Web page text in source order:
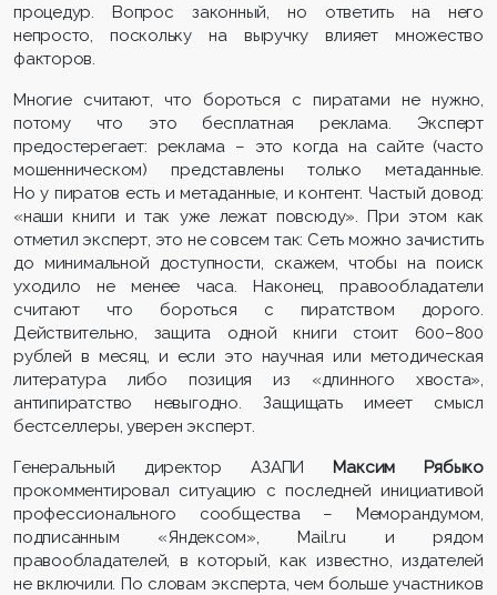
процедур. Вопрос законный, но ответить на него
непросто, поскольку на выручку влияет множество
факторов.
Многие считают, что бороться с пиратами не нужно,
потому что это бесплатная реклама. Эксперт
предостерегает: реклама – это когда на сайте (часто
мошенническом) представлены только метаданные.
Но у пиратов есть и метаданные, и контент. Частый довод:
«наши книги и так уже лежат повсюду». При этом как
отметил эксперт, это не совсем так: Сеть можно зачистить
до минимальной доступности, скажем, чтобы на поиск
уходило не менее часа. Наконец, правообладатели
считают что бороться с пиратством дорого.
Действительно, защита одной книги стоит 600–800
рублей в месяц, и если это научная или методическая
литература либо позиция из «длинного хвоста»,
антипиратство невыгодно. Защищать имеет смысл
бестселлеры, уверен эксперт.
Генеральный директор АЗАПИ Максим Рябыко
прокомментировал ситуацию с последней инициативой
профессионального сообщества – Меморандумом,
подписанным «Яндексом», Mail.ru и рядом
правообладателей, в который, как известно, издателей
не включили. По словам эксперта, чем больше участников